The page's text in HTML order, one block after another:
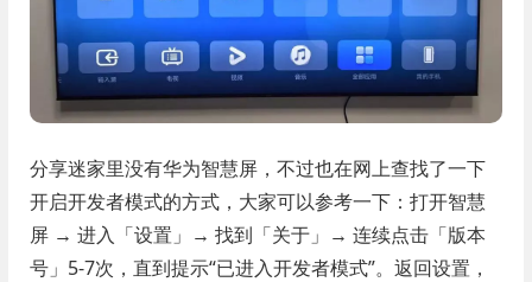
分享迷家里没有华为智慧屏，不过也在网上查找了一下
开启开发者模式的方式，大家可以参考一下：打开智慧
屏 → 进入「设置」→ 找到「关于」→ 连续点击「版本
号」5-7次，直到提示“已进入开发者模式”。返回设置，